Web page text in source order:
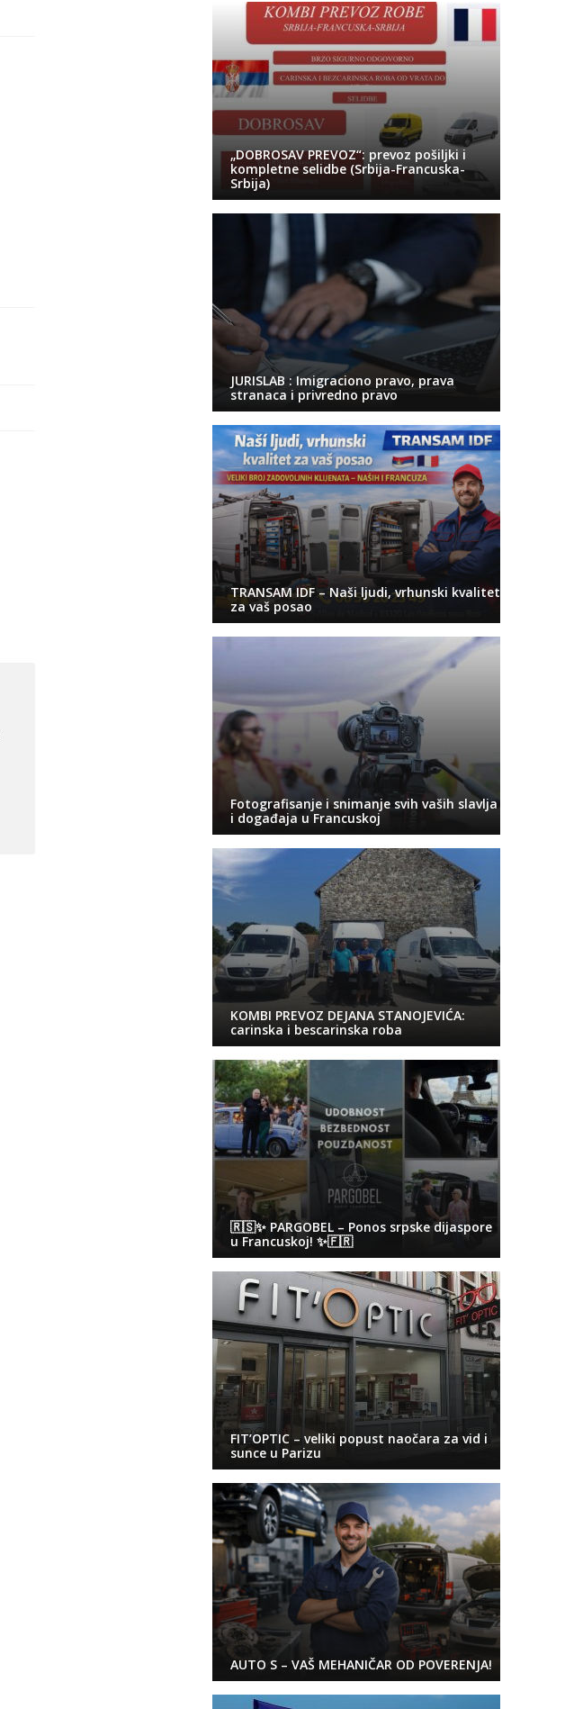
„DOBROSAV PREVOZ“: prevoz pošiljki i
kompletne selidbe (Srbija-Francuska-
Srbija)
JURISLAB : Imigraciono pravo, prava
stranaca i privredno pravo
TRANSAM IDF – Naši ljudi, vrhunski kvalitet
za vaš posao
Fotografisanje i snimanje svih vaših slavlja
i događaja u Francuskoj
KOMBI PREVOZ DEJANA STANOJEVIĆA:
carinska i bescarinska roba
🇷🇸✨ PARGOBEL – Ponos srpske dijaspore
u Francuskoj! ✨🇫🇷
FIT’OPTIC – veliki popust naočara za vid i
sunce u Parizu
AUTO S – VAŠ MEHANIČAR OD POVERENJA!